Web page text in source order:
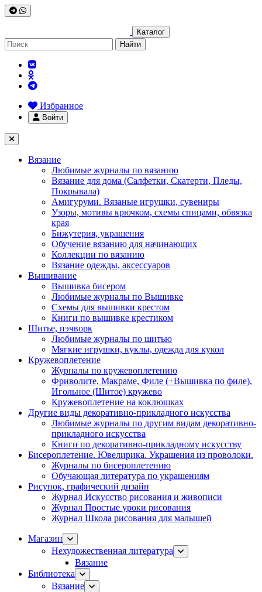
Каталог
Найти
Избранное
Войти
Вязание
Любимые журналы по вязанию
Вязание для дома (Салфетки, Скатерти, Пледы,
Покрывала)
Амигуруми. Вязаные игрушки, сувениры
Узоры, мотивы крючком, схемы спицами, обвязка
края
Бижутерия, украшения
Обучение вязанию для начинающих
Коллекции по вязанию
Вязание одежды, аксессуаров
Вышивание
Вышивка бисером
Любимые журналы по Вышивке
Схемы для вышивки крестом
Книги по вышивке крестиком
Шитье, пэчворк
Любимые журналы по шитью
Мягкие игрушки, куклы, одежда для кукол
Кружевоплетение
Журналы по кружевоплетению
Фриволите, Макраме, Филе (+Вышивка по филе),
Игольное (Шитое) кружево
Кружевоплетение на коклюшках
Другие виды декоративно-прикладного искусства
Любимые журналы по другим видам декоративно-
прикладного искусства
Книги по декоративно-прикладному искусству
Бисероплетение. Ювелирика. Украшения из проволоки.
Журналы по бисероплетению
Обучающая литература по украшениям
Рисунок, графический дизайн
Журнал Искусство рисования и живописи
Журнал Простые уроки рисования
Журнал Школа рисования для малышей
Магазин
Нехудожественная литература
Вязание
Библиотека
Вязание